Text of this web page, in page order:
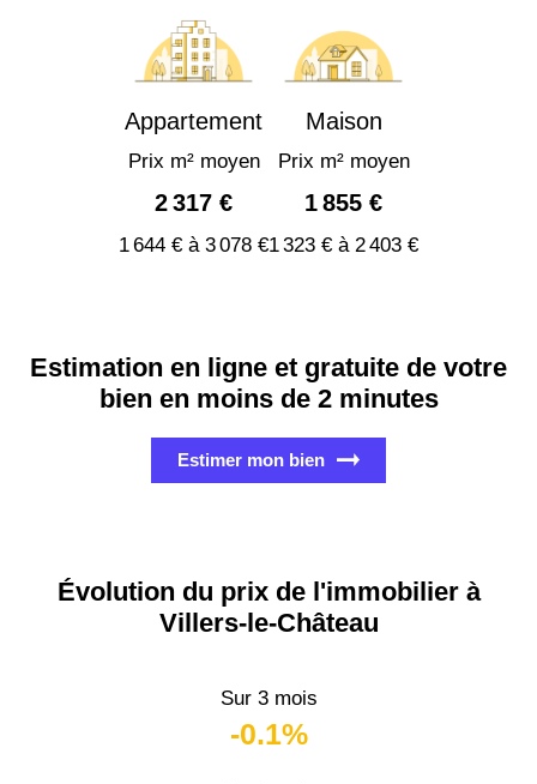
Appartement
Prix m² moyen
2 317 €
1 644 € à 3 078 €
Maison
Prix m² moyen
1 855 €
1 323 € à 2 403 €
Estimation en ligne et gratuite de votre
bien en moins de 2 minutes
Estimer mon bien
Évolution du prix de l'immobilier à
Villers-le-Château
Sur 3 mois
-0.1%